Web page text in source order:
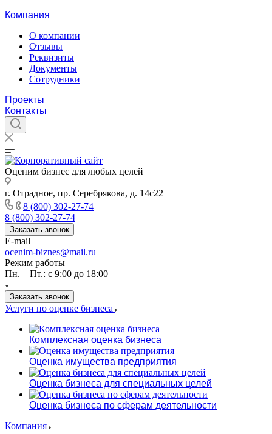
Компания
О компании
Отзывы
Реквизиты
Документы
Сотрудники
Проекты
Контакты
Оценим бизнес для любых целей
г. Отрадное, пр. Серебрякова, д. 14с22
8 (800) 302-27-74
8 (800) 302-27-74
Заказать звонок
E-mail
ocenim-biznes@mail.ru
Режим работы
Пн. – Пт.: с 9:00 до 18:00
Заказать звонок
Услуги по оценке бизнеса
Комплексная оценка бизнеса
Оценка имущества предприятия
Оценка бизнеса для специальных целей
Оценка бизнеса по сферам деятельности
Компания